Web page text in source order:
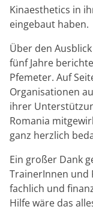
Kinaesthetics in
eingebaut haben.
Über den
fünf Jahre
Pfemeter. Auf
Organisationen
ihrer
Romania
ganz herzlich
Ein großer Dank
TrainerInnen und
fachlich und
Hilfe wäre das